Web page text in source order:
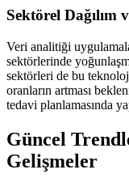
Sektörel Dağılım
Veri analitiği
sektörlerinde
sektörleri de bu
oranların artması
tedavi planlamasında
Güncel
Gelişmeler